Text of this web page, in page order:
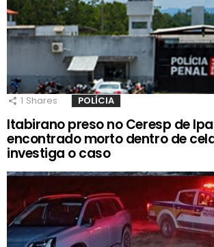
1 Shares POLÍCIA
Itabirano preso no Ceresp de
encontrado morto dentro de
investiga o caso